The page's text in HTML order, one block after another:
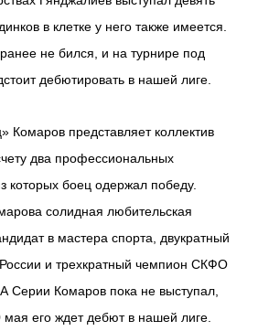
в клетке у него также имеется.
не бился, и на турнире под
дебютировать в нашей лиге.
Комаров представляет коллектив
два профессиональных
которых боец одержал победу.
солидная любительская
в мастера спорта, двукратный
и трехкратный чемпион СКФО
Серии Комаров пока не выступал,
мая его ждет дебют в нашей лиге.